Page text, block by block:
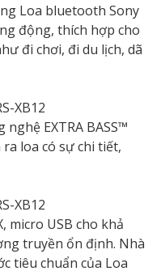
Loa bluetooth Sony
động, thích hợp cho
đi chơi, đi du lịch, dã
EXTRA BASS™
loa có sự chi tiết,
micro USB cho khả
truyền ổn định. Nhà
tiêu chuẩn của Loa